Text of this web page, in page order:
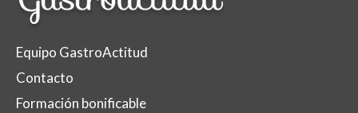
Equipo GastroActitud
Contacto
Formación bonificable